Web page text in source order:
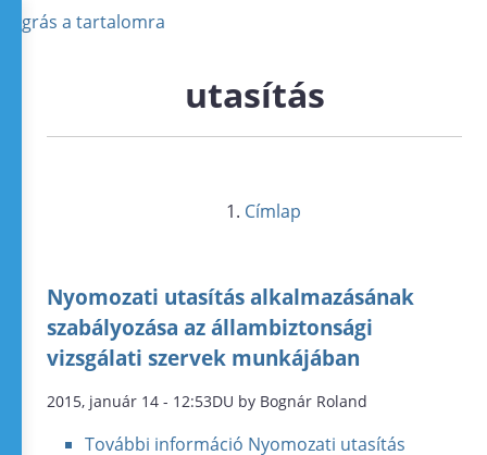
Ugrás a tartalomra
utasítás
Címlap
Nyomozati utasítás alkalmazásának
szabályozása az állambiztonsági
vizsgálati szervek munkájában
2015, január 14 - 12:53DU by Bognár Roland
További információ Nyomozati utasítás